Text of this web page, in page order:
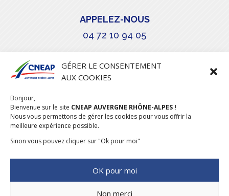
GÉRER LE CONSENTEMENT
AUX COOKIES
Bonjour,
Bienvenue sur le site CNEAP AUVERGNE RHÔNE-ALPES !
Nous vous permettons de gérer les cookies pour vous offrir la
meilleure expérience possible.
Sinon vous pouvez cliquer sur "Ok pour moi"
OK pour moi
Non merci
APPELEZ-NOUS
04 72 10 94 05

stephanie.maillot@cneap.fr